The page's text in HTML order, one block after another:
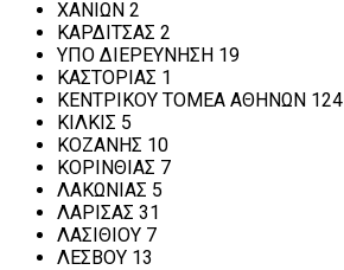
ΧΑΝΙΩΝ 2
ΚΑΡΔΙΤΣΑΣ 2
ΥΠΟ ΔΙΕΡΕΥΝΗΣΗ 19
ΚΑΣΤΟΡΙΑΣ 1
ΚΕΝΤΡΙΚΟΥ ΤΟΜΕΑ ΑΘΗΝΩΝ 124
ΚΙΛΚΙΣ 5
ΚΟΖΑΝΗΣ 10
ΚΟΡΙΝΘΙΑΣ 7
ΛΑΚΩΝΙΑΣ 5
ΛΑΡΙΣΑΣ 31
ΛΑΣΙΘΙΟΥ 7
ΛΕΣΒΟΥ 13